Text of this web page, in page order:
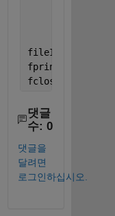
fileID = fopen(
fprintf(fileID,
fclose(fileID);
댓글
수: 0
댓글을
달려면
로그인하십시오.